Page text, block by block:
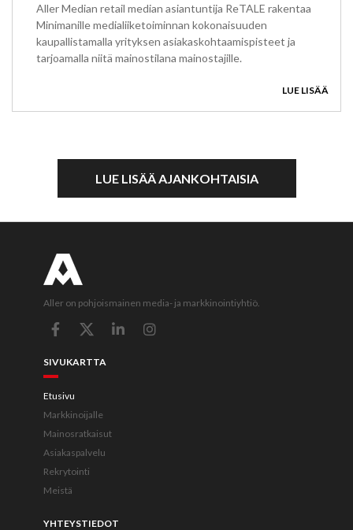
Aller Median retail median asiantuntija ReTALE rakentaa
Minimanille medialiiketoiminnan kokonaisuuden
kaupallistamalla yrityksen asiakaskohtaamispisteet ja
tarjoamalla niitä mainostilana mainostajille.
LUE LISÄÄ
LUE LISÄÄ AJANKOHTAISIA
Aller on pohjoismainen media- ja markkinointiyhtiö.
SIVUKARTTA
Etusivu
Markkinoijalle
Mainosratkaisut
Asiakaspalvelu
Rekrytointi
Meistä
YHTEYSTIEDOT